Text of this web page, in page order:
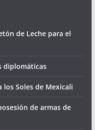
de Leche para el
diplomáticas
los Soles de Mexicali
de armas de